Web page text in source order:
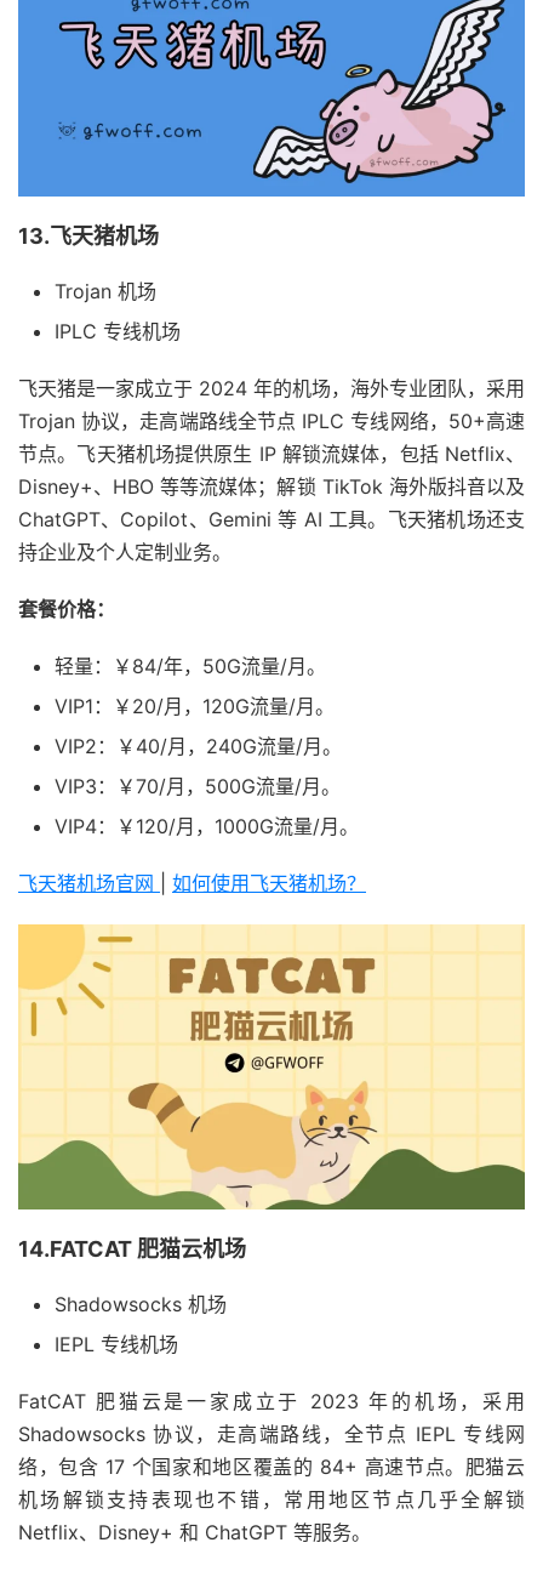
13.飞天猪机场
Trojan 机场
IPLC 专线机场
飞天猪是一家成立于 2024 年的机场，海外专业团队，采用
Trojan 协议，走高端路线全节点 IPLC 专线网络，50+高速
节点。飞天猪机场提供原生 IP 解锁流媒体，包括 Netflix、
Disney+、HBO 等等流媒体；解锁 TikTok 海外版抖音以及
ChatGPT、Copilot、Gemini 等 AI 工具。飞天猪机场还支
持企业及个人定制业务。
套餐价格：
轻量：￥84/年，50G流量/月。
VIP1：￥20/月，120G流量/月。
VIP2：￥40/月，240G流量/月。
VIP3：￥70/月，500G流量/月。
VIP4：￥120/月，1000G流量/月。
飞天猪机场官网 如何使用飞天猪机场？
14.FATCAT 肥猫云机场
Shadowsocks 机场
IEPL 专线机场
FatCAT 肥猫云是一家成立于 2023 年的机场，采用
Shadowsocks 协议，走高端路线，全节点 IEPL 专线网
络，包含 17 个国家和地区覆盖的 84+ 高速节点。肥猫云
机场解锁支持表现也不错，常用地区节点几乎全解锁
Netflix、Disney+ 和 ChatGPT 等服务。